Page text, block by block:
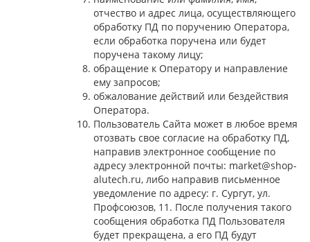
отчество и адрес лица, осуществляющего
обработку ПД по поручению Оператора,
если обработка поручена или будет
поручена такому лицу;
обращение к Оператору и направление
ему запросов;
обжалование действий или бездействия
Оператора.
Пользователь Сайта может в любое время
отозвать свое согласие на обработку ПД,
направив электронное сообщение по
адресу электронной почты: market@shop-
alutech.ru, либо направив письменное
уведомление по адресу: г. Сургут, ул.
Профсоюзов, 11. После получения такого
сообщения обработка ПД Пользователя
будет прекращена, а его ПД будут